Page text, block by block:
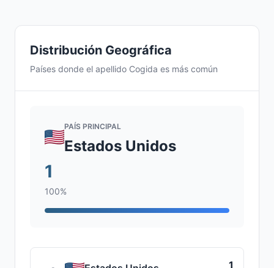
Distribución Geográfica
Países donde el apellido Cogida es más común
PAÍS PRINCIPAL
Estados Unidos
1
100%
1